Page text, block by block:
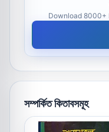
Download 8000+
সম্পর্কিত কিতাবসমূহ